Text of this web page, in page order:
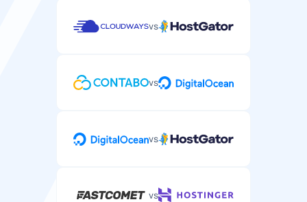
/
Suporte por Telefone
Suporte por telefone para problemas complexos de
vs
vs
vs
vs